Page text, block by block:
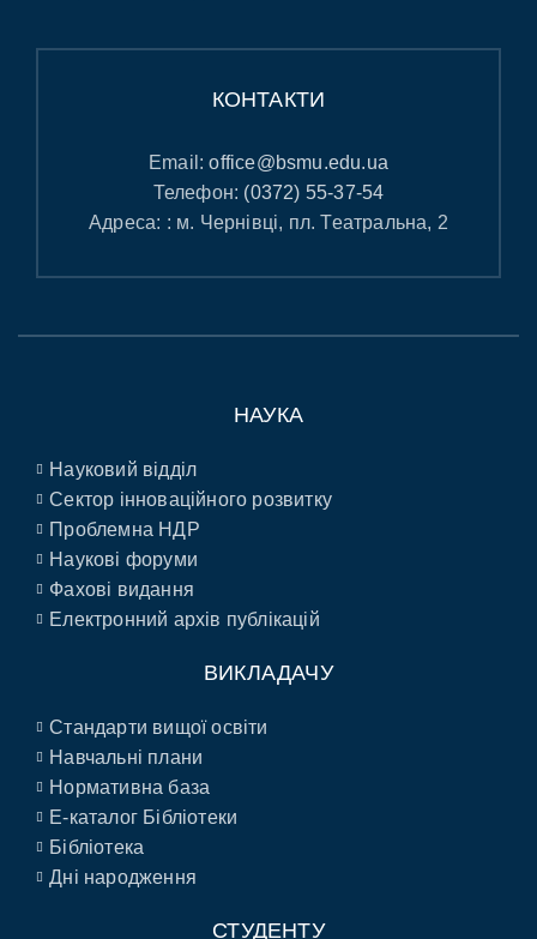
КОНТАКТИ
Email:office@bsmu.edu.ua
Телефон: (0372) 55-37-54
Адреса: : м. Чернівці, пл. Театральна, 2
НАУКА
Науковий відділ
Сектор інноваційного розвитку
Проблемна НДР
Наукові форуми
Фахові видання
Електронний архів публікацій
ВИКЛАДАЧУ
Стандарти вищої освіти
Навчальні плани
Нормативна база
E-каталог Бібліотеки
Бібліотека
Дні народження
СТУДЕНТУ